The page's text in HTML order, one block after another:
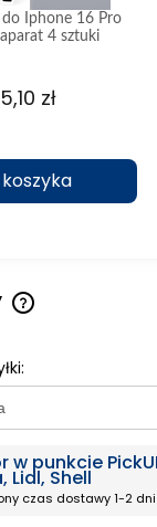
do Iphone 16 Pro
4 sztuki
zł
w punkcie
Lidl, Shell
czas dostawy 1-2